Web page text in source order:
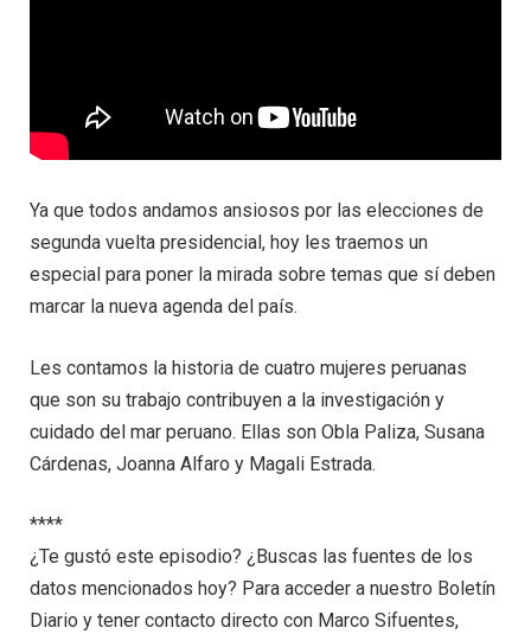
Ya que todos andamos ansiosos por las elecciones de
segunda vuelta presidencial, hoy les traemos un
especial para poner la mirada sobre temas que sí deben
marcar la nueva agenda del país.
Les contamos la historia de cuatro mujeres peruanas
que son su trabajo contribuyen a la investigación y
cuidado del mar peruano. Ellas son Obla Paliza, Susana
Cárdenas, Joanna Alfaro y Magali Estrada.
****
¿Te gustó este episodio? ¿Buscas las fuentes de los
datos mencionados hoy? Para acceder a nuestro Boletín
Diario y tener contacto directo con Marco Sifuentes,